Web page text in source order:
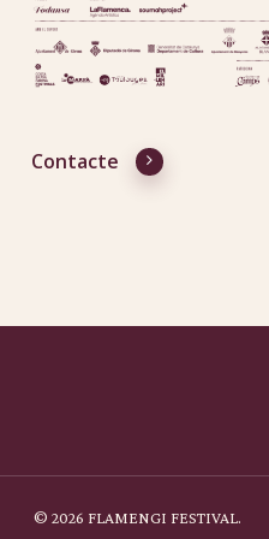
Contacte
© 2026 FLAMENGI FESTIVAL.